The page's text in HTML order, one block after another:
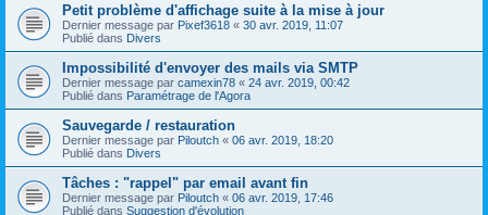
Petit problème d'affichage suite à la mise à jour
Dernier message par Pixef3618 « 30 avr. 2019, 11:07
Publié dans Divers
Impossibilité d'envoyer des mails via SMTP
Dernier message par camexin78 « 24 avr. 2019, 00:42
Publié dans Paramétrage de l'Agora
Sauvegarde / restauration
Dernier message par Piloutch « 06 avr. 2019, 18:20
Publié dans Divers
Tâches : "rappel" par email avant fin
Dernier message par Piloutch « 06 avr. 2019, 17:46
Publié dans Suggestion d'évolution